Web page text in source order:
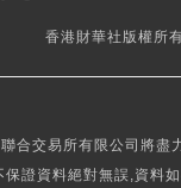
香港財華社版權所
合交易所有限公司將盡
證資料絕對無誤,資料